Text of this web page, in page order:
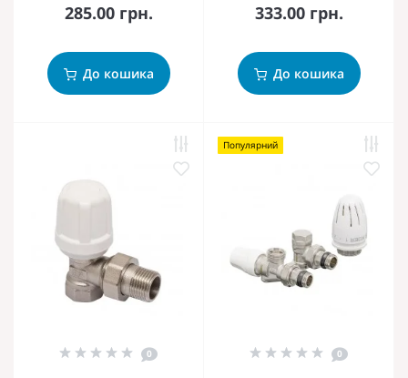
285.00 грн.
До кошика
333.00 грн.
До кошика
0
Популярний
0